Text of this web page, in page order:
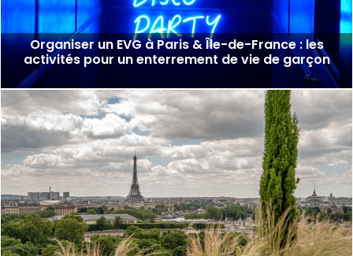
Organiser un EVG à Paris & Île-de-France : les
activités pour un enterrement de vie de garçon